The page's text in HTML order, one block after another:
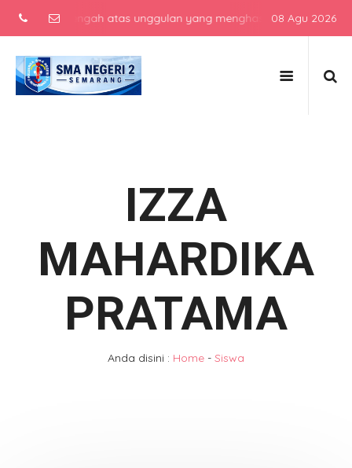
menengah atas unggulan yang menghasilkan lulusan
08 Agu 2026
IZZA
MAHARDIKA
PRATAMA
Anda disini : Home - Siswa